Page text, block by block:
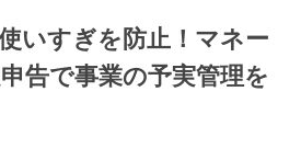
いすぎを防止！マネー
告で事業の予実管理を